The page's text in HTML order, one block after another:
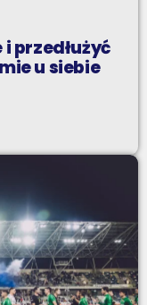
przedłużyć
u siebie